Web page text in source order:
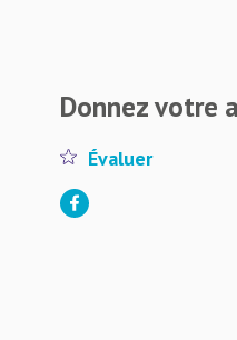
Donnez votre
Évaluer